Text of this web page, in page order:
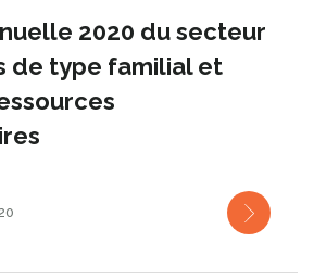
2020 du secteur
de type familial et